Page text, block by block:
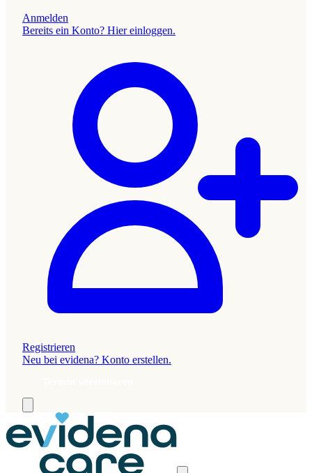
Anmelden
Bereits ein Konto? Hier einloggen.
Registrieren
Neu bei evidena? Konto erstellen.